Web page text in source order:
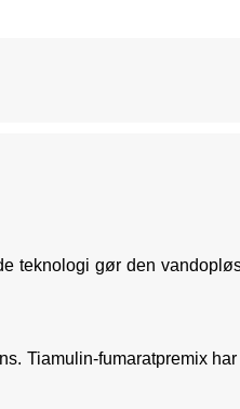
teknologi gør den
Tiamulin-fumaratpremix